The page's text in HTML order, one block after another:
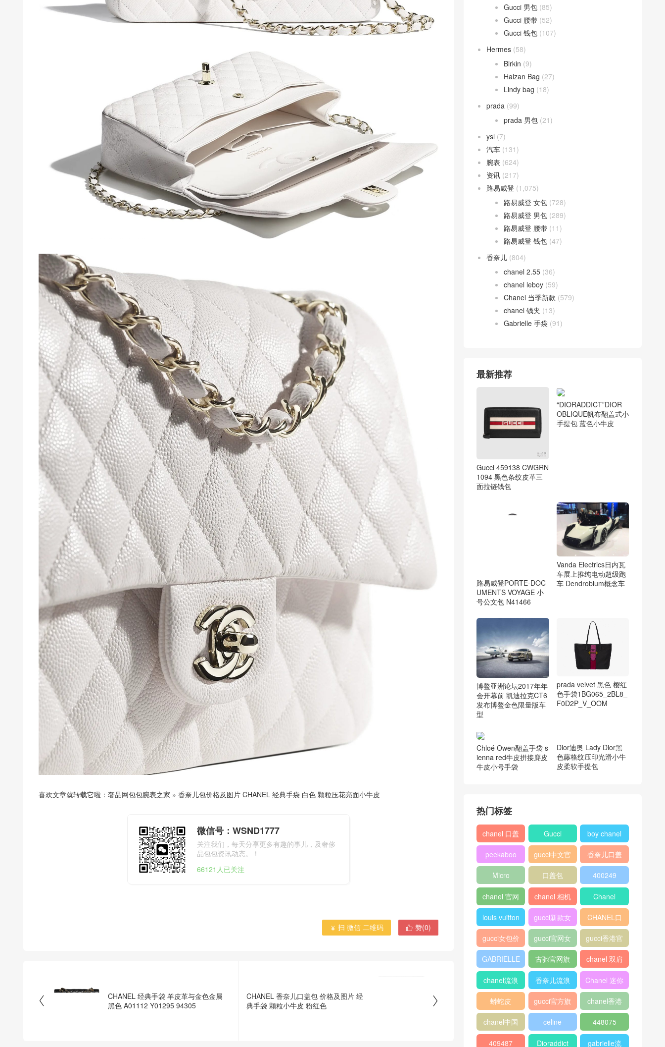
喜欢文章就转载它啦： 奢品网包包腕表之家 » 香奈儿包价格及图片 CHANEL 经典手袋 白色 颗粒压花亮面小牛皮
微信号：WSND1777
关注我们，每天分享更多有趣的事儿，及奢侈
品包包资讯动态。！
66121人已关注
 赞(0)
 扫 微信 二维码

CHANEL 经典手袋 羊皮革与金色金属
黑色 A01112 Y01295 94305

CHANEL 香奈儿口盖包 价格及图片 经
典手袋 颗粒小牛皮 粉红色
Gucci 男包 (85)
Gucci 腰带 (52)
Gucci 钱包 (107)
Hermes (58)
Birkin (9)
Halzan Bag (27)
Lindy bag (18)
prada (99)
prada 男包 (21)
ysl (7)
汽车 (131)
腕表 (624)
资讯 (217)
路易威登 (1,075)
路易威登 女包 (728)
路易威登 男包 (289)
路易威登 腰带 (11)
路易威登 钱包 (47)
香奈儿 (804)
chanel 2.55 (36)
chanel leboy (59)
Chanel 当季新款 (579)
chanel 钱夹 (13)
Gabrielle 手袋 (91)
最新推荐
Gucci 459138 CWGRN
1094 黑色条纹皮革三
面拉链钱包
“DIORADDICT”DIOR
OBLIQUE帆布翻盖式小
手提包 蓝色小牛皮
路易威登PORTE-DOC
UMENTS VOYAGE 小
号公文包 N41466
Vanda Electrics日内瓦
车展上推纯电动超级跑
车 Dendrobium概念车
博鳌亚洲论坛2017年年
会开幕前 凯迪拉克CT6
发布博鳌金色限量版车
型
prada velvet 黑色 樱红
色手袋1BG065_2BL8_
F0D2P_V_OOM
Chloé Owen翻盖手袋 s
ienna red牛皮拼接麂皮
牛皮小号手袋
热门标签
chanel 口盖
包
Gucci
boy chanel
口盖包
peekaboo
gucci中文官
网
香奈儿口盖
包2018
Micro
Luggage
口盖包 400249
chanel 官网
chanel 相机
包
Chanel
louis vuitton
gucci新款女
包
CHANEL口
盖包
gucci女包价
格
gucci官网女
包
gucci香港官
网
GABRIELLE
古驰官网旗
舰店
chanel 双肩
背包
chanel流浪
包价格
香奈儿流浪
包尺寸
Chanel 迷你
口盖包
蟒蛇皮 gucci官方旗 chanel香港